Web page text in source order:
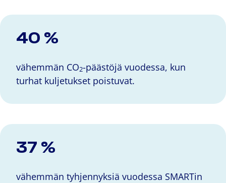
40 %
vähemmän CO2-päästöjä vuodessa, kun
turhat kuljetukset poistuvat.
37 %
vähemmän tyhjennyksiä vuodessa SMARTin